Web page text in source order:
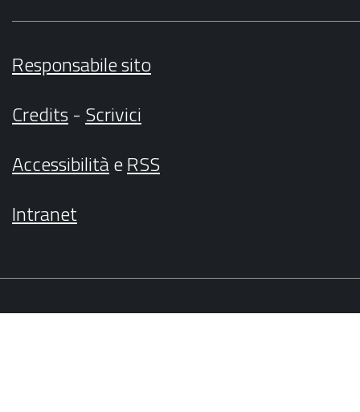
Responsabile sito
Credits- Scrivici
AccessibilitàeRSS
Intranet